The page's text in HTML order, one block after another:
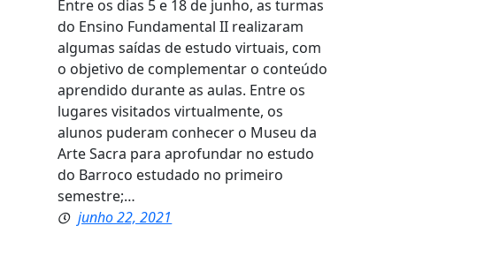
Entre os dias 5 e 18 de junho, as turmas
do Ensino Fundamental II realizaram
algumas saídas de estudo virtuais, com
o objetivo de complementar o conteúdo
aprendido durante as aulas. Entre os
lugares visitados virtualmente, os
alunos puderam conhecer o Museu da
Arte Sacra para aprofundar no estudo
do Barroco estudado no primeiro
semestre;…
junho 22, 2021